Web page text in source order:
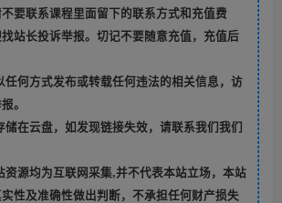
要联系课程里面留下的联系方式和充值费
站长投诉举报。切记不要随意充值，充值后
任何方式发布或转载任何违法的相关信息，访
。
储在云盘，如发现链接失效，请联系我们我们
资源均为互联网采集,并不代表本站立场，本站
性及准确性做出判断，不承担任何财产损失